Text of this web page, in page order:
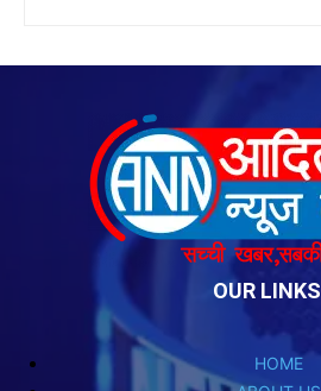
OUR LINKS
HOME